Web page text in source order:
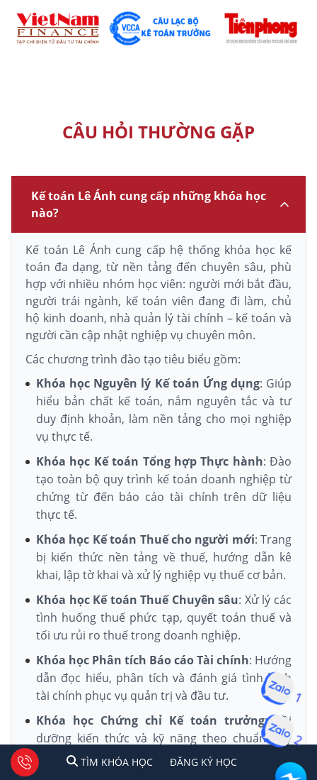
CÂU HỎI THƯỜNG GẶP
Kế toán Lê Ánh cung cấp những khóa học
nào?
Kế toán Lê Ánh cung cấp hệ thống khóa học kế
toán đa dạng, từ nền tảng đến chuyên sâu, phù
hợp với nhiều nhóm học viên: người mới bắt đầu,
người trái ngành, kế toán viên đang đi làm, chủ
hộ kinh doanh, nhà quản lý tài chính – kế toán và
người cần cập nhật nghiệp vụ chuyên môn.
Các chương trình đào tạo tiêu biểu gồm:
Khóa học Nguyên lý Kế toán Ứng dụng: Giúp
hiểu bản chất kế toán, nắm nguyên tắc và tư
duy định khoản, làm nền tảng cho mọi nghiệp
vụ thực tế.
Khóa học Kế toán Tổng hợp Thực hành: Đào
tạo toàn bộ quy trình kế toán doanh nghiệp từ
chứng từ đến báo cáo tài chính trên dữ liệu
thực tế.
Khóa học Kế toán Thuế cho người mới: Trang
bị kiến thức nền tảng về thuế, hướng dẫn kê
khai, lập tờ khai và xử lý nghiệp vụ thuế cơ bản.
Khóa học Kế toán Thuế Chuyên sâu: Xử lý các
tình huống thuế phức tạp, quyết toán thuế và
tối ưu rủi ro thuế trong doanh nghiệp.
Khóa học Phân tích Báo cáo Tài chính: Hướng
dẫn đọc hiểu, phân tích và đánh giá tình hình
tài chính phục vụ quản trị và đầu tư.
Khóa học Chứng chỉ Kế toán trưởng: Bồi
dưỡng kiến thức và kỹ năng theo chuẩn quy
định, phục vụ bổ nhiệm vị trí kế toán trưởng.
TÌM KHÓA HỌC ĐĂNG KÍ HỌC
1 2 Tư vấn facebook
TÌM KHÓA HỌC ĐĂNG KÝ HỌC
1
2